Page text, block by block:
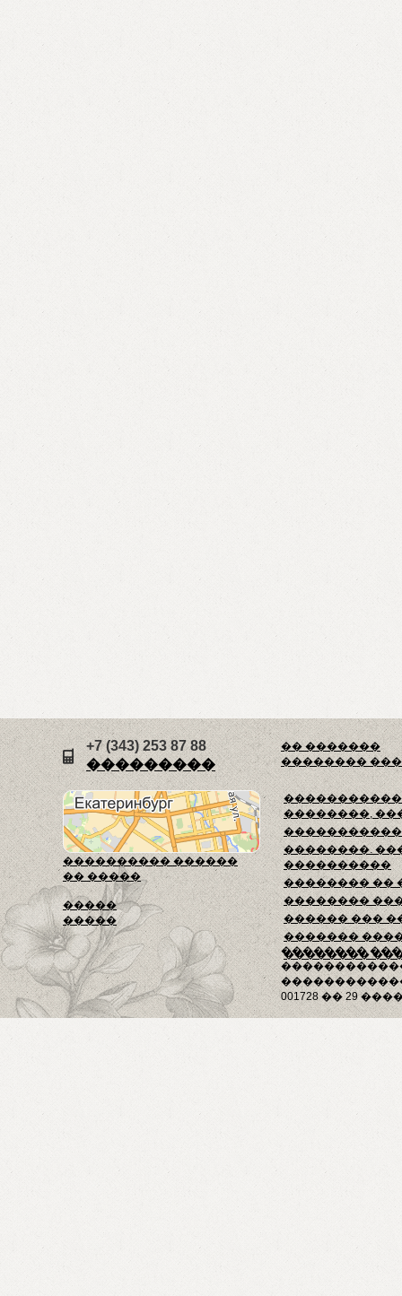
�� �������
��������
��������,
��������.
����������
�������� ��
��������
������ ���
�������
��������
���������� ������
�� �����
�����
�����
��������
001728 �� 29
+7 (343) 253 87 88
���������